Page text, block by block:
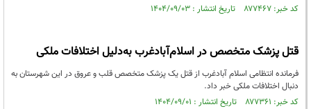
کد خبر: ۸۷۷۴۶۷ تاریخ انتشار : ۱۴۰۴/۰۹/۰۳
قتل پزشک متخصص در اسلام‌آبادغرب به‌دلیل اختلافات ملکی
فرمانده انتظامی اسلام آبادغرب از قتل یک پزشک متخصص قلب و عروق در این شهرستان به
دنبال اختلافات ملکی خبر داد.
کد خبر: ۸۷۷۳۶۱ تاریخ انتشار : ۱۴۰۴/۰۹/۰۱